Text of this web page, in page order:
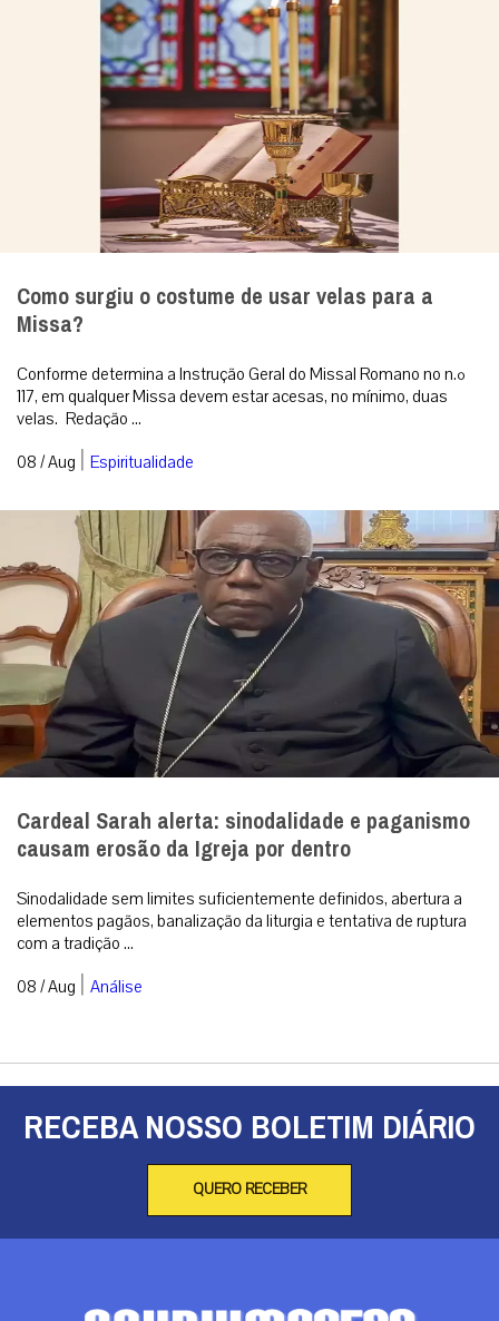
Como surgiu o costume de usar velas para a
Missa?
Conforme determina a Instrução Geral do Missal Romano no n.º
117, em qualquer Missa devem estar acesas, no mínimo, duas
velas. Redação ...
08 / Aug | Espiritualidade
Cardeal Sarah alerta: sinodalidade e paganismo
causam erosão da Igreja por dentro
Sinodalidade sem limites suficientemente definidos, abertura a
elementos pagãos, banalização da liturgia e tentativa de ruptura
com a tradição ...
08 / Aug | Análise
RECEBA NOSSO BOLETIM DIÁRIO
QUERO RECEBER